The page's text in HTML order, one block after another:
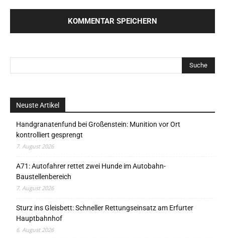
Neuste Artikel
Handgranatenfund bei Großenstein: Munition vor Ort
kontrolliert gesprengt
7. August 2026
A71: Autofahrer rettet zwei Hunde im Autobahn-
Baustellenbereich
7. August 2026
Sturz ins Gleisbett: Schneller Rettungseinsatz am Erfurter
Hauptbahnhof
6. August 2026